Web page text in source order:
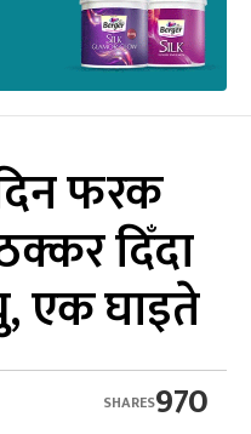
फरक
दिँदा
एक घाइते
970
SHARES